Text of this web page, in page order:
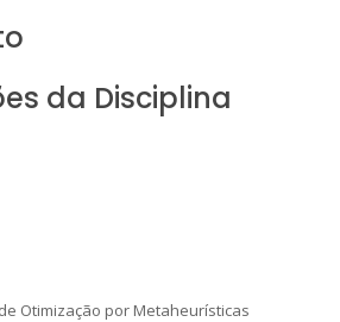
da Disciplina
Otimização por Metaheurísticas